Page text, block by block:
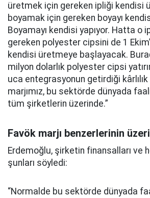
üretmek için gereken ipliği kendisi
boyamak için gereken boyayı
Boyamayı kendisi yapıyor. Hatta o
gereken polyester cipsini de 1
kendisi üretmeye başlayacak.
milyon dolarlık polyester cipsi
uca entegrasyonun getirdiği
marjımız, bu sektörde dünyada
tüm şirketlerin üzerinde.”
Favök marjı benzerlerinin
Erdemoğlu, şirketin finansalları ve
şunları söyledi:
“Normalde bu sektörde dünyada